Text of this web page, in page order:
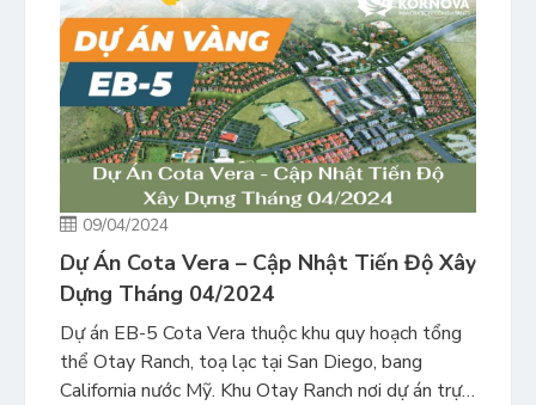
09/04/2024
Dự Án Cota Vera – Cập Nhật Tiến Độ Xây
Dựng Tháng 04/2024
Dự án EB-5 Cota Vera thuộc khu quy hoạch tổng
thể Otay Ranch, toạ lạc tại San Diego, bang
California nước Mỹ. Khu Otay Ranch nơi dự án trực